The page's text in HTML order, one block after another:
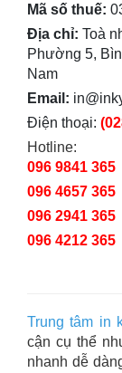
Mã số thuế:
Địa chỉ: Toà
Phường 5,
Nam
Email:
Điện thoại:
Hotline:
096 9841 365
096 4657 365
096 2941 365
096 4212 365
Trung tâm in
cận cụ thể
nhanh dễ